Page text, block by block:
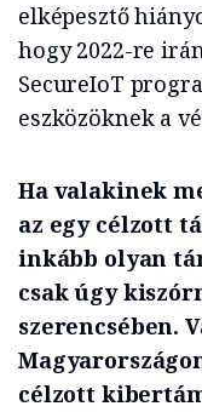
elképesztő
hogy 2022-re
SecureIoT
eszközöknek a
Ha valakinek
az egy célzott
inkább olyan
csak úgy
szerencsében.
célzott